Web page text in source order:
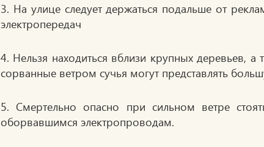
3. На улице следует держаться подальше от
электропередач
4. Нельзя находиться вблизи крупных деревьев,
сорванные ветром сучья могут представлять
5. Смертельно опасно при сильном ветре
оборвавшимся электропроводам.